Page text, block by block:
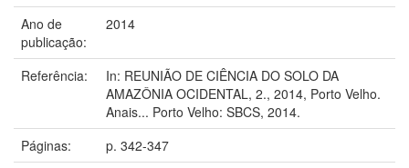
Ano de
publicação:
2014
Referência:
In: REUNIÃO DE CIÊNCIA DO SOLO DA
AMAZÔNIA OCIDENTAL, 2., 2014, Porto Velho.
Anais... Porto Velho: SBCS, 2014.
Páginas:
p. 342-347